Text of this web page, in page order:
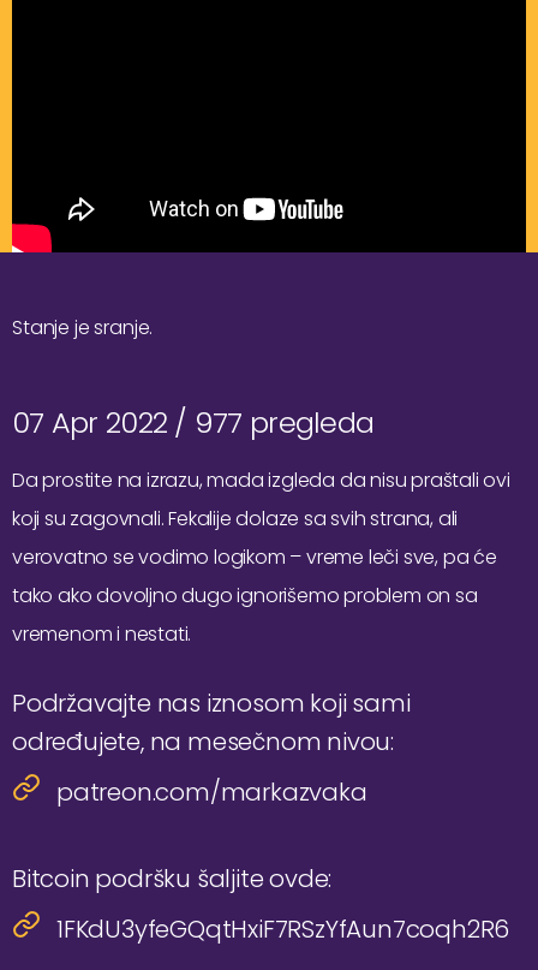
Stanje je sranje.
07 Apr 2022 / 977 pregleda
Da prostite na izrazu, mada izgleda da nisu praštali ovi
koji su zagovnali. Fekalije dolaze sa svih strana, ali
verovatno se vodimo logikom – vreme leči sve, pa će
tako ako dovoljno dugo ignorišemo problem on sa
vremenom i nestati.
Podržavajte nas iznosom koji sami
određujete, na mesečnom nivou:
patreon.com/markazvaka
Bitcoin podršku šaljite ovde:
1FKdU3yfeGQqtHxiF7RSzYfAun7coqh2R6